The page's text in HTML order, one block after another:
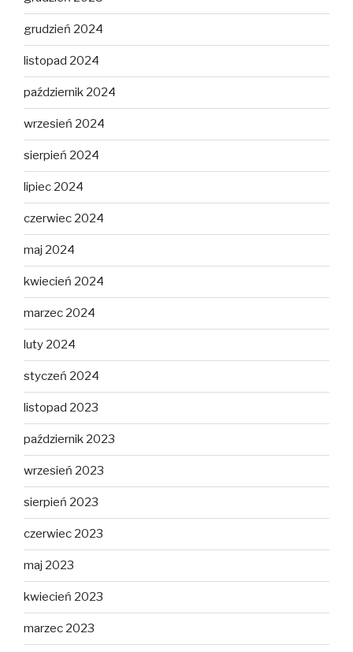
grudzień 2024
listopad 2024
październik 2024
wrzesień 2024
sierpień 2024
lipiec 2024
czerwiec 2024
maj 2024
kwiecień 2024
marzec 2024
luty 2024
styczeń 2024
listopad 2023
październik 2023
wrzesień 2023
sierpień 2023
czerwiec 2023
maj 2023
kwiecień 2023
marzec 2023